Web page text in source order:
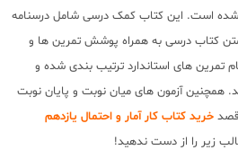
شده است. این کتاب کمک درسی شامل درسنامه
متن کتاب درسی به همراه پوشش تمرین ها و
تمرین های استاندارد ترتیب بندی شده و
همچنین آزمون های میان نوبت و پایان نوبت
قصد خرید کتاب کار آمار و احتمال یازدهم
زیر را از دست ندهید!